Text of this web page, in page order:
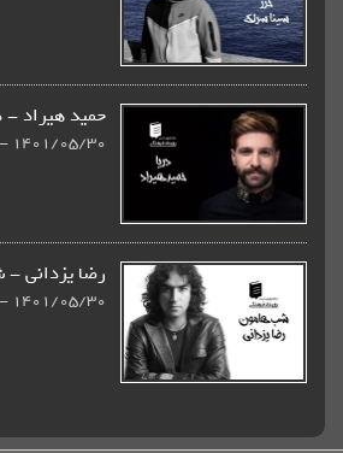
حمید هیراد - دریا
1401/05/30 - 01:00
رضا یزدانی - شب هامون
1401/05/30 - 01:00